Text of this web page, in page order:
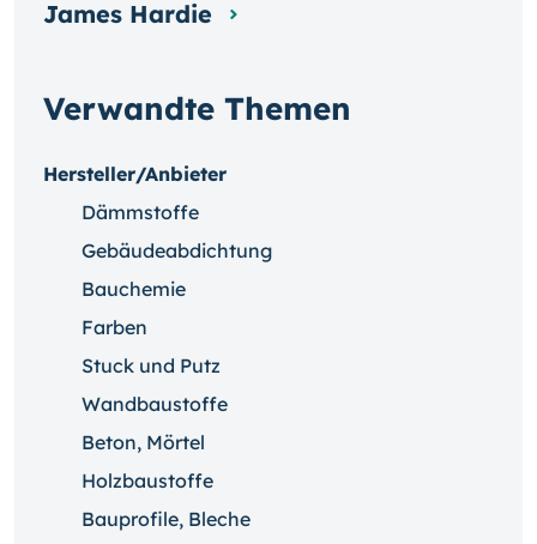
Verwandte Themen
Hersteller/Anbieter
Dämmstoffe
Gebäudeabdichtung
Bauchemie
Farben
Stuck und Putz
Wandbaustoffe
Beton, Mörtel
Holzbaustoffe
Bauprofile, Bleche
James Hardie